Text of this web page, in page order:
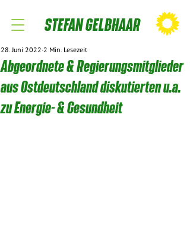
STEFAN GELBHAAR
Abgeordnete & Regierungsmitglieder
aus Ostdeutschland diskutierten u.a.
zu Energie- & Gesundheit
28. Juni 2022 2 Min. Lesezeit